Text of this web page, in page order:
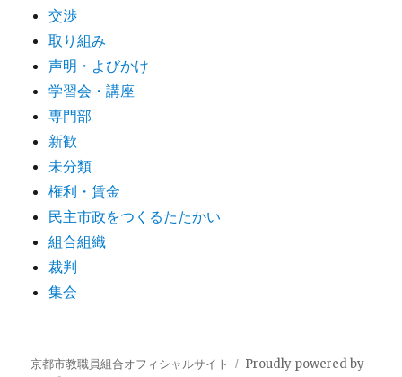
交渉
取り組み
声明・よびかけ
学習会・講座
専門部
新歓
未分類
権利・賃金
民主市政をつくるたたかい
組合組織
裁判
集会
京都市教職員組合オフィシャルサイト
Proudly powered by